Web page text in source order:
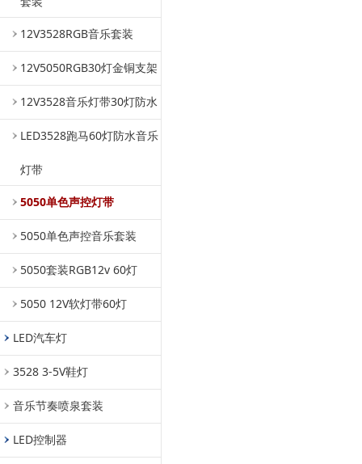
12V3528RGB音乐套装
12V5050RGB30灯金铜支架
12V3528音乐灯带30灯防水
LED3528跑马60灯防水音乐
灯带
5050单色声控灯带
5050单色声控音乐套装
5050套装RGB12v 60灯
5050 12V软灯带60灯
LED汽车灯
3528 3-5V鞋灯
音乐节奏喷泉套装
LED控制器